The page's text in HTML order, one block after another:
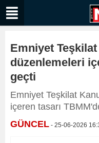
Emniyet
düzenlemeleri
geçti
Emniyet Teşkilat
içeren tasarı
GÜNCEL - 25-06-2026